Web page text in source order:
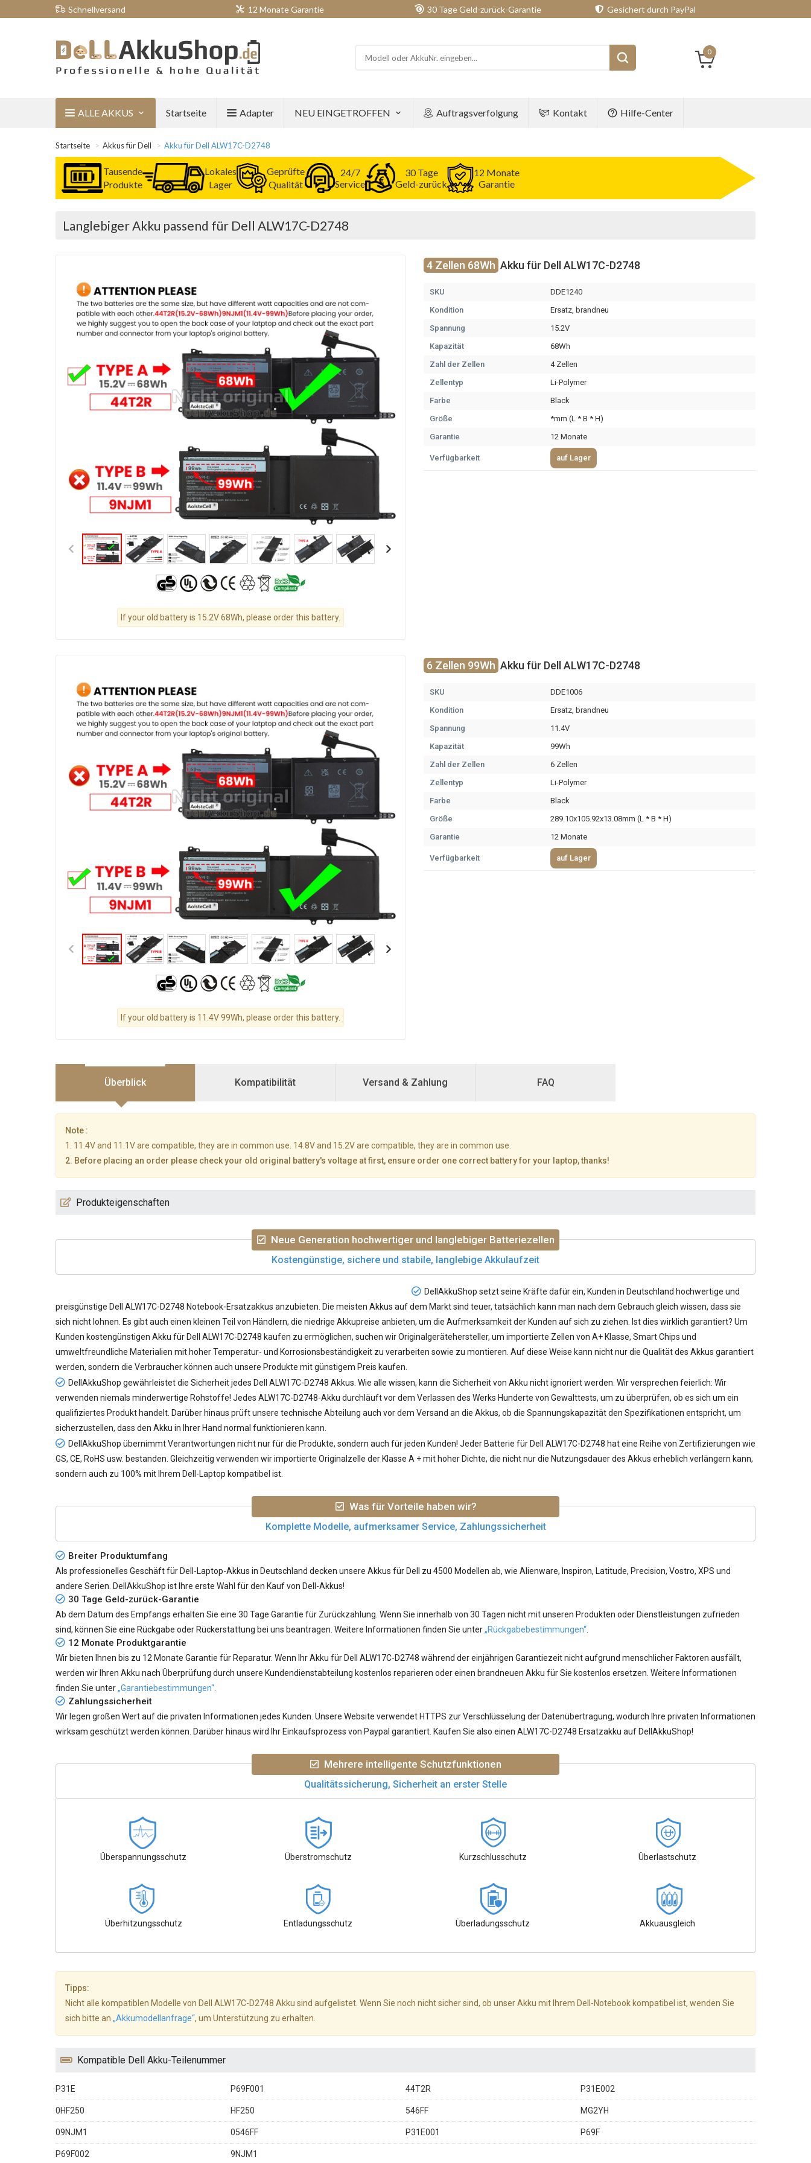
Schnellversand 12 Monate Garantie 30 Tage Geld-zurück-Garantie Gesichert durch PayPal
0
ALLE AKKUS Startseite Adapter NEU EINGETROFFEN Auftragsverfolgung Kontakt Hilfe-Center
Startseite Akkus für Dell Akku für Dell ALW17C-D2748
Tausende
Produkte
Lokales
Lager
Geprüfte
Qualität
24/7
Service
30 Tage
Geld-zurück
12 Monate
Garantie
Langlebiger Akku passend für Dell ALW17C-D2748
If your old battery is 15.2V 68Wh, please order this battery.
4 Zellen 68Wh Akku für Dell ALW17C-D2748
SKU
DDE1240
Kondition
Ersatz, brandneu
Spannung
15.2V
Kapazität
68Wh
Zahl der Zellen
4 Zellen
Zellentyp
Li-Polymer
Farbe
Black
Größe
*mm (L * B * H)
Garantie
12 Monate
Verfügbarkeit auf Lager
If your old battery is 11.4V 99Wh, please order this battery.
6 Zellen 99Wh Akku für Dell ALW17C-D2748
SKU
DDE1006
Kondition
Ersatz, brandneu
Spannung
11.4V
Kapazität
99Wh
Zahl der Zellen
6 Zellen
Zellentyp
Li-Polymer
Farbe
Black
Größe
289.10x105.92x13.08mm (L * B * H)
Garantie
12 Monate
Verfügbarkeit auf Lager
Überblick Kompatibilität Versand & Zahlung FAQ
Note :
1. 11.4V and 11.1V are compatible, they are in common use. 14.8V and 15.2V are compatible, they are in common use.
2. Before placing an order please check your old original battery's voltage at first, ensure order one correct battery for your laptop, thanks!
Produkteigenschaften
Neue Generation hochwertiger und langlebiger Batteriezellen
Kostengünstige, sichere und stabile, langlebige Akkulaufzeit
DellAkkuShop setzt seine Kräfte dafür ein, Kunden in Deutschland hochwertige und
preisgünstige Dell ALW17C-D2748 Notebook-Ersatzakkus anzubieten. Die meisten Akkus auf dem Markt sind teuer, tatsächlich kann man nach dem Gebrauch gleich wissen, dass sie
sich nicht lohnen. Es gibt auch einen kleinen Teil von Händlern, die niedrige Akkupreise anbieten, um die Aufmerksamkeit der Kunden auf sich zu ziehen. Ist dies wirklich garantiert? Um
Kunden kostengünstigen Akku für Dell ALW17C-D2748 kaufen zu ermöglichen, suchen wir Originalgerätehersteller, um importierte Zellen von A+ Klasse, Smart Chips und
umweltfreundliche Materialien mit hoher Temperatur- und Korrosionsbeständigkeit zu verarbeiten sowie zu montieren. Auf diese Weise kann nicht nur die Qualität des Akkus garantiert
werden, sondern die Verbraucher können auch unsere Produkte mit günstigem Preis kaufen.
DellAkkuShop gewährleistet die Sicherheit jedes Dell ALW17C-D2748 Akkus . Wie alle wissen, kann die Sicherheit von Akku nicht ignoriert werden. Wir versprechen feierlich: Wir
verwenden niemals minderwertige Rohstoffe! Jedes ALW17C-D2748-Akku durchläuft vor dem Verlassen des Werks Hunderte von Gewalttests, um zu überprüfen, ob es sich um ein
qualifiziertes Produkt handelt. Darüber hinaus prüft unsere technische Abteilung auch vor dem Versand an die Akkus, ob die Spannungskapazität den Spezifikationen entspricht, um
sicherzustellen, dass den Akku in Ihrer Hand normal funktionieren kann.
DellAkkuShop übernimmt Verantwortungen nicht nur für die Produkte, sondern auch für jeden Kunden! Jeder Batterie für Dell ALW17C-D2748 hat eine Reihe von Zertifizierungen wie
GS, CE, RoHS usw. bestanden. Gleichzeitig verwenden wir importierte Originalzelle der Klasse A + mit hoher Dichte, die nicht nur die Nutzungsdauer des Akkus erheblich verlängern kann,
sondern auch zu 100% mit Ihrem Dell-Laptop kompatibel ist.
Was für Vorteile haben wir?
Komplette Modelle, aufmerksamer Service, Zahlungssicherheit
Breiter Produktumfang
Als professionelles Geschäft für Dell-Laptop-Akkus in Deutschland decken unsere Akkus für Dell zu 4500 Modellen ab, wie Alienware, Inspiron, Latitude, Precision, Vostro, XPS und
andere Serien. DellAkkuShop ist Ihre erste Wahl für den Kauf von Dell-Akkus!
30 Tage Geld-zurück-Garantie
Ab dem Datum des Empfangs erhalten Sie eine 30 Tage Garantie für Zurückzahlung. Wenn Sie innerhalb von 30 Tagen nicht mit unseren Produkten oder Dienstleistungen zufrieden
sind, können Sie eine Rückgabe oder Rückerstattung bei uns beantragen. Weitere Informationen finden Sie unter„Rückgabebestimmungen“
12 Monate Produktgarantie
Wir bieten Ihnen bis zu 12 Monate Garantie für Reparatur. Wenn IhrAkku für Dell ALW17C-D2748 während der einjährigen Garantiezeit nicht aufgrund menschlicher Faktoren ausfällt,
werden wir Ihren Akku nach Überprüfung durch unsere Kundendienstabteilung kostenlos reparieren oder einen brandneuen Akku für Sie kostenlos ersetzen. Weitere Informationen
finden Sie unter„Garantiebestimmungen“
Zahlungssicherheit
Wir legen großen Wert auf die privaten Informationen jedes Kunden. Unsere Website verwendet HTTPS zur Verschlüsselung der Datenübertragung, wodurch Ihre privaten Informationen
wirksam geschützt werden können. Darüber hinaus wird Ihr Einkaufsprozess von Paypal garantiert. Kaufen Sie also einen ALW17C-D2748 Ersatzakku auf DellAkkuShop!
Mehrere intelligente Schutzfunktionen
Qualitätssicherung, Sicherheit an erster Stelle
Überspannungsschutz Überstromschutz Kurzschlusschutz Überlastschutz
Überhitzungsschutz Entladungsschutz Überladungsschutz Akkuausgleich
Tipps:
Nicht alle kompatiblen Modelle von Dell ALW17C-D2748 Akku sind aufgelistet. Wenn Sie noch nicht sicher sind, ob unser Akku mit Ihrem Dell-Notebook kompatibel ist, wenden Sie
sich bitte an „Akkumodellanfrage“, um Unterstützung zu erhalten.
Kompatible Dell Akku-Teilenummer
P31E P69F001 44T2R P31E002
0HF250 HF250 546FF MG2YH
09NJM1 0546FF P31E001 P69F
P69F002 9NJM1